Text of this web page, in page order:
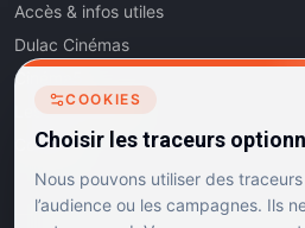
Accès & infos utiles
Dulac Cinémas
Cinéma5
Les Dits de l'Art
Contact
COOKIES
Choisir les traceurs
Nous pouvons utiliser des
l’audience ou les campagnes. Ils